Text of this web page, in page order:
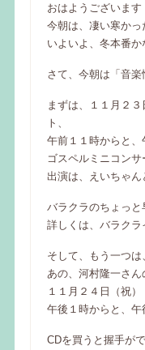
おはようございます
今朝は、凄い寒かっ
いよいよ、冬本番か
さて、今朝は「音楽
まずは、１１月２
ト、
午前１１時からと、
ゴスペルミニコンサ
出演は、えいちゃん
バラクラのちょっと
詳しくは、バラクラ
そして、もう一つは
あの、河村隆一さ
１１月２４日（祝）
午後１時からと、午
CDを買うと握手が